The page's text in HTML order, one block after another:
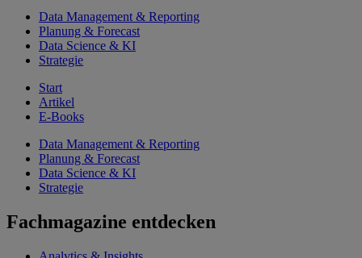
Data Management & Reporting
Planung & Forecast
Data Science & KI
Strategie
Start
Artikel
E-Books
Data Management & Reporting
Planung & Forecast
Data Science & KI
Strategie
Fachmagazine entdecken